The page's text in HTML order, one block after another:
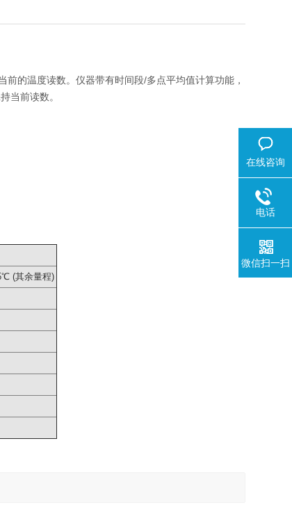
的温度读数。仪器带有时间段/多点平均值计算功能，
当前读数。
(其余量程)
在线咨询
电话
微信扫一扫